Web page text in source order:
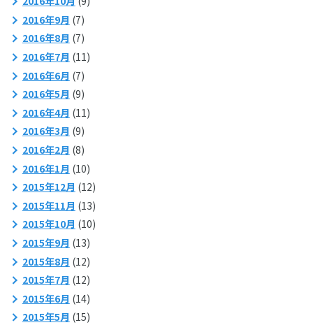
2016年9月 (7)
2016年8月 (7)
2016年7月 (11)
2016年6月 (7)
2016年5月 (9)
2016年4月 (11)
2016年3月 (9)
2016年2月 (8)
2016年1月 (10)
2015年12月 (12)
2015年11月 (13)
2015年10月 (10)
2015年9月 (13)
2015年8月 (12)
2015年7月 (12)
2015年6月 (14)
2015年5月 (15)